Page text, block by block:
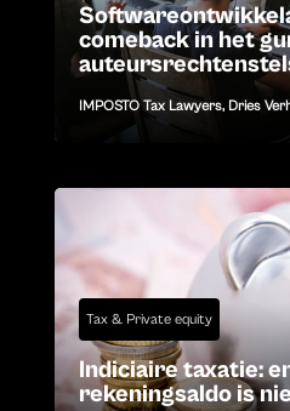
comeback in het
IMPOSTO Tax Lawyers, Dries
Tax & Private equity
Indiciaire taxatie:
rekeningsaldo is